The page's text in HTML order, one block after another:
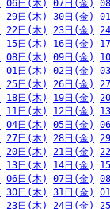
06日(木) 07日(金)
29日(木) 30日(金)
22日(木) 23日(金)
15日(木) 16日(金)
08日(木) 09日(金)
01日(木) 02日(金)
25日(木) 26日(金)
18日(木) 19日(金)
11日(木) 12日(金)
04日(木) 05日(金)
27日(木) 28日(金)
20日(木) 21日(金)
13日(木) 14日(金)
06日(木) 07日(金)
30日(木) 31日(金)
23日(木) 24日(金)